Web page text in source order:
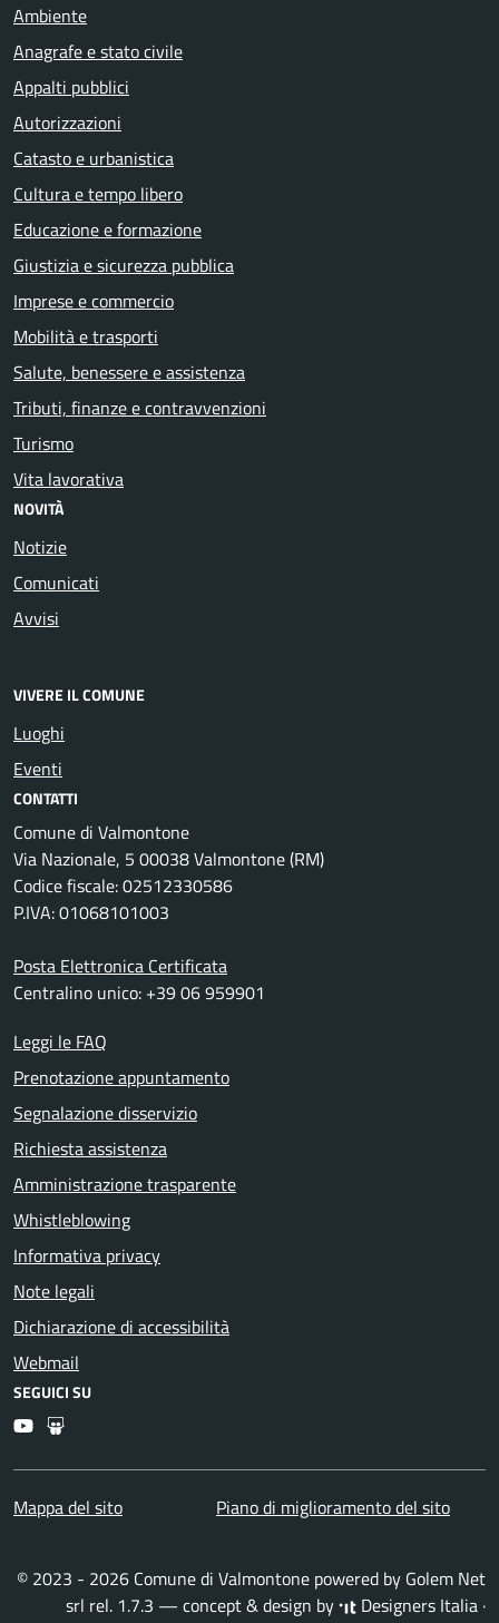
Ambiente
Anagrafe e stato civile
Appalti pubblici
Autorizzazioni
Catasto e urbanistica
Cultura e tempo libero
Educazione e formazione
Giustizia e sicurezza pubblica
Imprese e commercio
Mobilità e trasporti
Salute, benessere e assistenza
Tributi, finanze e contravvenzioni
Turismo
Vita lavorativa
NOVITÀ
Notizie
Comunicati
Avvisi
VIVERE IL COMUNE
Luoghi
Eventi
CONTATTI
Comune di Valmontone
Via Nazionale, 5 00038 Valmontone (RM)
Codice fiscale: 02512330586
P.IVA: 01068101003
Posta Elettronica Certificata
Centralino unico: +39 06 959901
Leggi le FAQ
Prenotazione appuntamento
Segnalazione disservizio
Richiesta assistenza
Amministrazione trasparente
Whistleblowing
Informativa privacy
Note legali
Dichiarazione di accessibilità
Webmail
SEGUICI SU
YoutubeSlideshare
Mappa del sito Piano di miglioramento del sito
© 2023 - 2026 Comune di Valmontone powered by Golem Net
srl rel. 1.7.3 — concept & design by Designers Italia ·